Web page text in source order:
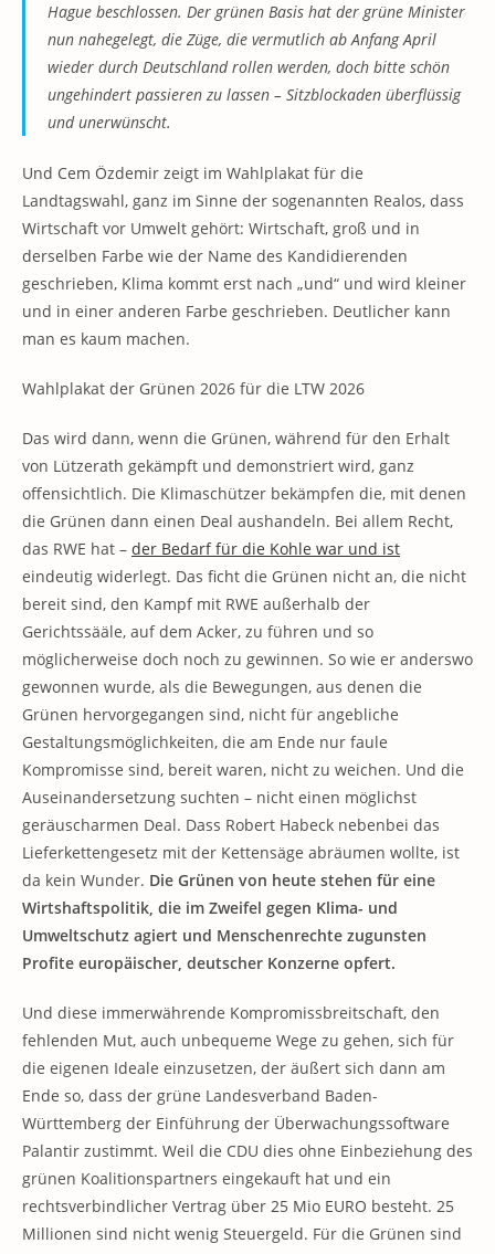
Hague beschlossen. Der grünen Basis hat der grüne Minister
nun nahegelegt, die Züge, die vermutlich ab Anfang April
wieder durch Deutschland rollen werden, doch bitte schön
ungehindert passieren zu lassen – Sitzblockaden überflüssig
und unerwünscht.
Und Cem Özdemir zeigt im Wahlplakat für die
Landtagswahl, ganz im Sinne der sogenannten Realos, dass
Wirtschaft vor Umwelt gehört: Wirtschaft, groß und in
derselben Farbe wie der Name des Kandidierenden
geschrieben, Klima kommt erst nach „und“ und wird kleiner
und in einer anderen Farbe geschrieben. Deutlicher kann
man es kaum machen.
Wahlplakat der Grünen 2026 für die LTW 2026
Das wird dann, wenn die Grünen, während für den Erhalt
von Lützerath gekämpft und demonstriert wird, ganz
offensichtlich. Die Klimaschützer bekämpfen die, mit denen
die Grünen dann einen Deal aushandeln. Bei allem Recht,
das RWE hat – der Bedarf für die Kohle war und ist
eindeutig widerlegt. Das ficht die Grünen nicht an, die nicht
bereit sind, den Kampf mit RWE außerhalb der
Gerichtssääle, auf dem Acker, zu führen und so
möglicherweise doch noch zu gewinnen. So wie er anderswo
gewonnen wurde, als die Bewegungen, aus denen die
Grünen hervorgegangen sind, nicht für angebliche
Gestaltungsmöglichkeiten, die am Ende nur faule
Kompromisse sind, bereit waren, nicht zu weichen. Und die
Auseinandersetzung suchten – nicht einen möglichst
geräuscharmen Deal. Dass Robert Habeck nebenbei das
Lieferkettengesetz mit der Kettensäge abräumen wollte, ist
da kein Wunder. Die Grünen von heute stehen für eine
Wirtshaftspolitik, die im Zweifel gegen Klima- und
Umweltschutz agiert und Menschenrechte zugunsten
Profite europäischer, deutscher Konzerne opfert.
Und diese immerwährende Kompromissbreitschaft, den
fehlenden Mut, auch unbequeme Wege zu gehen, sich für
die eigenen Ideale einzusetzen, der äußert sich dann am
Ende so, dass der grüne Landesverband Baden-
Württemberg der Einführung der Überwachungssoftware
Palantir zustimmt. Weil die CDU dies ohne Einbeziehung des
grünen Koalitionspartners eingekauft hat und ein
rechtsverbindlicher Vertrag über 25 Mio EURO besteht. 25
Millionen sind nicht wenig Steuergeld. Für die Grünen sind